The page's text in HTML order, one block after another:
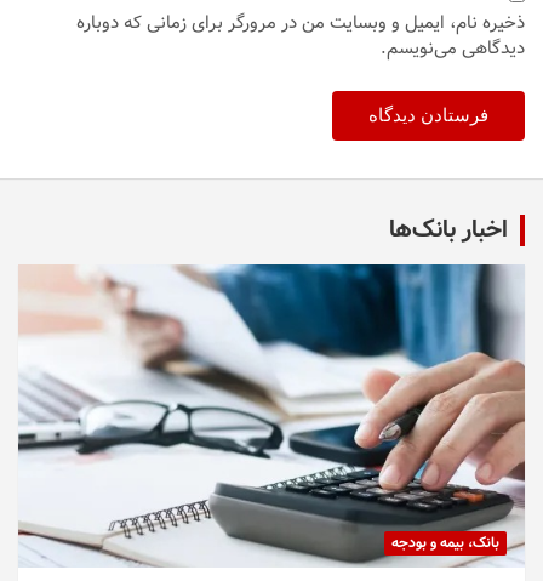
ذخیره نام، ایمیل و وبسایت من در مرورگر برای زمانی که دوباره
دیدگاهی می‌نویسم.
اخبار بانک‌ها
بانک، بیمه و بودجه